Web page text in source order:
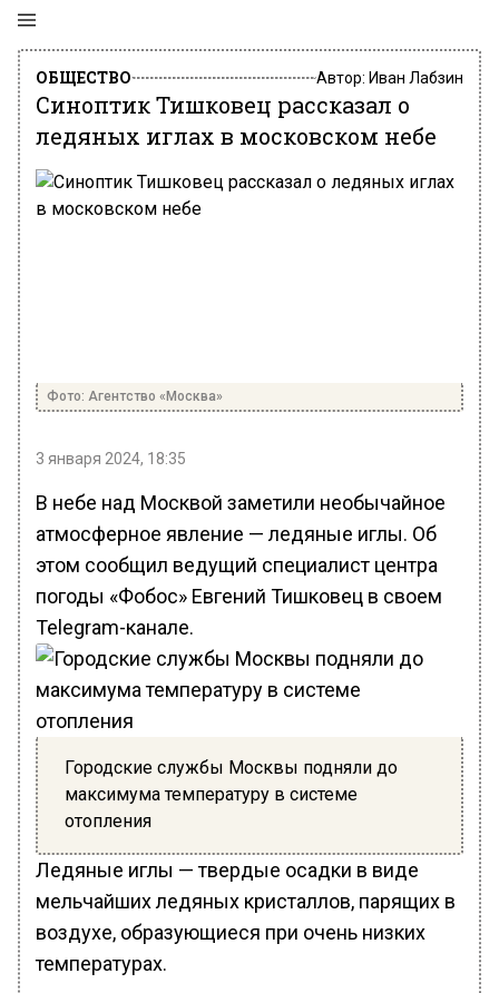
ОБЩЕСТВО Автор: Иван Лабзин
Синоптик Тишковец рассказал о
ледяных иглах в московском небе
Фото: Агентство «Москва»
3 января 2024, 18:35
В небе над Москвой заметили необычайное
атмосферное явление — ледяные иглы. Об
этом сообщил ведущий специалист центра
погоды «Фобос» Евгений Тишковец в своем
Telegram-канале.
Городские службы Москвы подняли до
максимума температуру в системе
отопления
Ледяные иглы — твердые осадки в виде
мельчайших ледяных кристаллов, парящих в
воздухе, образующиеся при очень низких
температурах.